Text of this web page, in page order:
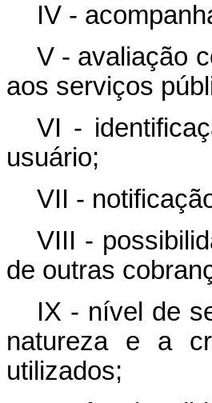
IV -
V - avaliação
aos serviços
VI -
usuário;
VII -
VIII -
de outras
IX - nível de
natureza e a
utilizados;